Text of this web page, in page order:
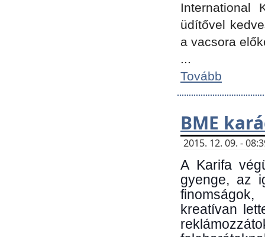
International
üdítővel
a vacsora
...
Tovább
BME
2015. 12. 09. -
A Karifa
gyenge, az
kreatívan